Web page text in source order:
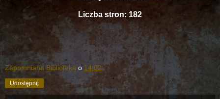
Liczba stron: 182
Zapomniana Biblioteka o 14:02
Udostępnij